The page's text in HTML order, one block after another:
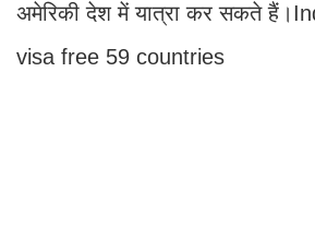
अमेरिकी देश में यात्रा कर सकते
visa free 59 countries